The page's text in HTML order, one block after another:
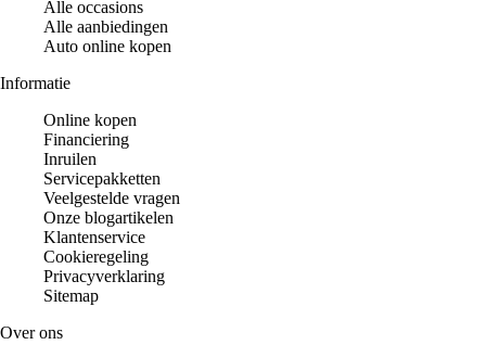
Alle occasions
Alle aanbiedingen
Auto online kopen
Informatie
Online kopen
Financiering
Inruilen
Servicepakketten
Veelgestelde vragen
Onze blogartikelen
Klantenservice
Cookieregeling
Privacyverklaring
Sitemap
Over ons